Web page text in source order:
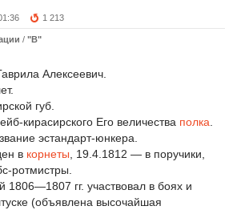
1 213
/ "В"
Алексеевич.
губ.
кирасирского Его величества полка
эстандарт-юнкера.
в корнеты , 19.4.1812 — в поручики,
ротмистры.
1806—1807 гг. участвовал в боях и
(объявлена высочайшая